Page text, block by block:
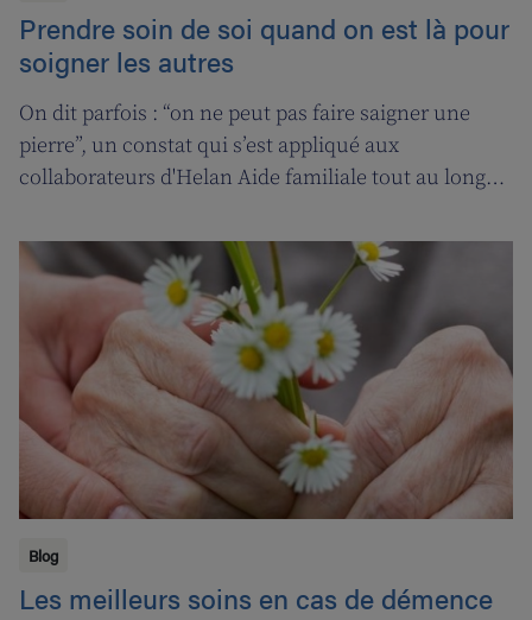
Prendre soin de soi quand on est là pour
soigner les autres
On dit parfois : “on ne peut pas faire saigner une
pierre”, un constat qui s’est appliqué aux
collaborateurs d'Helan Aide familiale tout au long
pourquoi nous avons fait appel aux services de la
‘ligne d’oxygène’ pour donner l’occasion de souffler à
nos soignant(e)s, et leur permettre ainsi de pouvoir
encore mieux s’occuper de leurs clients.
Blog
Les meilleurs soins en cas de démence